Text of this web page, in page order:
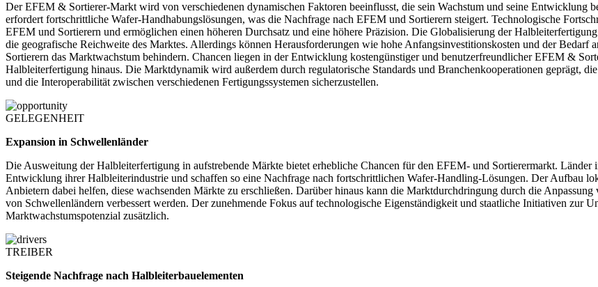
Der EFEM & Sortierer-Markt wird von verschiedenen dynamischen Faktoren beeinflusst, die sein Wachstum und seine Entwicklung
erfordert fortschrittliche Wafer-Handhabungslösungen, was die Nachfrage nach EFEM und Sortierern steigert. Technologische
EFEM und Sortierern und ermöglichen einen höheren Durchsatz und eine höhere Präzision. Die Globalisierung der
die geografische Reichweite des Marktes. Allerdings können Herausforderungen wie hohe Anfangsinvestitionskosten und der
Sortierern das Marktwachstum behindern. Chancen liegen in der Entwicklung kostengünstiger und benutzerfreundlicher EFEM &
Halbleiterfertigung hinaus. Die Marktdynamik wird außerdem durch regulatorische Standards und Branchenkooperationen geprägt,
und die Interoperabilität zwischen verschiedenen Fertigungssystemen sicherzustellen.
GELEGENHEIT
Expansion in Schwellenländer
Die Ausweitung der Halbleiterfertigung in aufstrebende Märkte bietet erhebliche Chancen für den EFEM- und Sortierermarkt.
Entwicklung ihrer Halbleiterindustrie und schaffen so eine Nachfrage nach fortschrittlichen Wafer-Handling-Lösungen. Der Aufbau
Anbietern dabei helfen, diese wachsenden Märkte zu erschließen. Darüber hinaus kann die Marktdurchdringung durch die
von Schwellenländern verbessert werden. Der zunehmende Fokus auf technologische Eigenständigkeit und staatliche Initiativen zur
Marktwachstumspotenzial zusätzlich.
TREIBER
Steigende Nachfrage nach Halbleiterbauelementen